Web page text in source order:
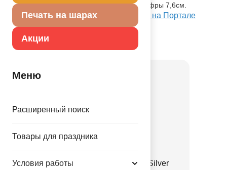
Печать на шарах
Акции
Меню
Расширенный поиск
Товары для праздника
Условия работы
оригинальный дизайн. Высота свечи-цифры 7,6см.
Посмотреть Свеча -цифра "4" 7,6см/A на Портале
оптовых закупок
Товар из коллекции
Шелк 11" Горошек Gold Silver